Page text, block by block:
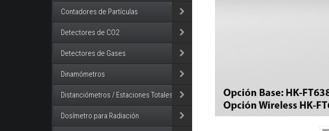
Contadores de Partículas
Detectores de CO2
Detectores de Gases
Dinamómetros
Distanciómetros / Estaciones Totales
Dosímetro para Radiación